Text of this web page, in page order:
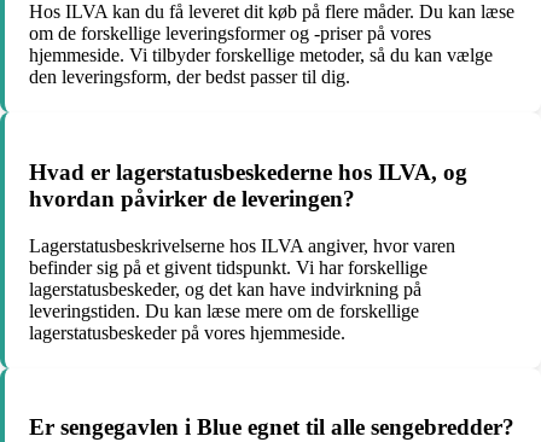
Hos ILVA kan du få leveret dit køb på flere måder. Du kan læse
om de forskellige leveringsformer og -priser på vores
hjemmeside. Vi tilbyder forskellige metoder, så du kan vælge
den leveringsform, der bedst passer til dig.
Hvad er lagerstatusbeskederne hos ILVA, og
hvordan påvirker de leveringen?
Lagerstatusbeskrivelserne hos ILVA angiver, hvor varen
befinder sig på et givent tidspunkt. Vi har forskellige
lagerstatusbeskeder, og det kan have indvirkning på
leveringstiden. Du kan læse mere om de forskellige
lagerstatusbeskeder på vores hjemmeside.
Er sengegavlen i Blue egnet til alle sengebredder?